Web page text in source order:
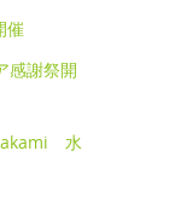
催
感謝祭開
水